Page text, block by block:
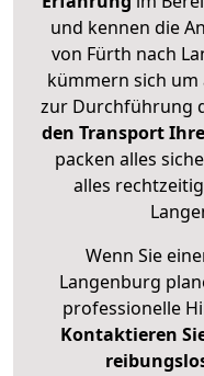
und kennen die
von Fürth nach
kümmern sich um
zur Durchführung
den Transport
packen alles
alles
Wenn Sie
Langenburg
professionelle
Kontaktieren